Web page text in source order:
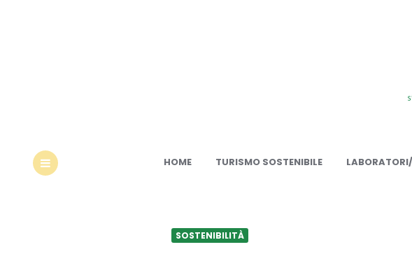
HOME TURISMO SOSTENIBILE
SOSTENIBILITÀ